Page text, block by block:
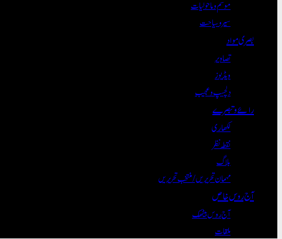
موسم و ماحولیات
سیر و سیاحت
بصری مواد
تصاویر
ویڈیوز
دلچسپ و عجیب
رائے و تبصرے
لکھاری
نقطہ نظر
بلاگ
مہمان تحریریں / منتخب تحریریں
آج روس خاص
آج روس بیٹھک
ملقات